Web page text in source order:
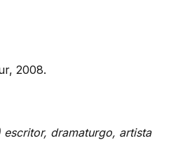
2008.
dramaturgo, artista